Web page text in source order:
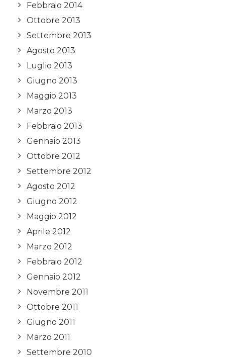
Febbraio 2014
Ottobre 2013
Settembre 2013
Agosto 2013
Luglio 2013
Giugno 2013
Maggio 2013
Marzo 2013
Febbraio 2013
Gennaio 2013
Ottobre 2012
Settembre 2012
Agosto 2012
Giugno 2012
Maggio 2012
Aprile 2012
Marzo 2012
Febbraio 2012
Gennaio 2012
Novembre 2011
Ottobre 2011
Giugno 2011
Marzo 2011
Settembre 2010